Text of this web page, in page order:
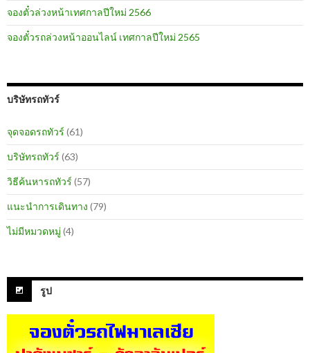
จองตั๋วล่วงหน้าเทศกาลปีใหม่ 2566
จองตั๋วรถล่วงหน้าออนไลน์ เทศกาลปีใหม่ 2565
บริษัทรถทัวร์
จุดจอดรถทัวร์ (61)
บริษัทรถทัวร์ (63)
วิธีค้นหารถทัวร์ (57)
แนะนำการเดินทาง (79)
ไม่มีหมวดหมู่ (4)
รูป